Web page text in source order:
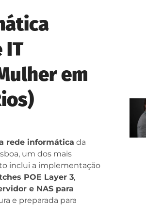
IT
em
rede informática da
um dos mais
inclui a implementação
POE Layer 3,
e NAS para
e preparada para